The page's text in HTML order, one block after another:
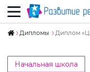
Дипломы Диплом
Начальная школа